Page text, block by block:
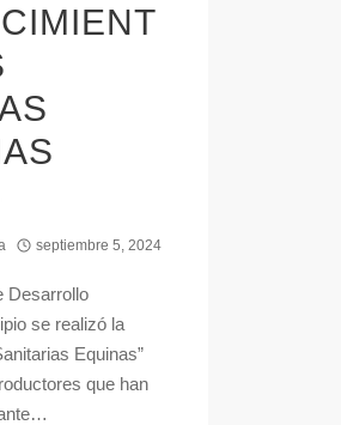
septiembre 5, 2024
Desarrollo
se realizó la
Equinas”
que han